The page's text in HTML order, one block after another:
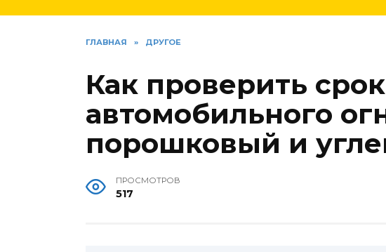
ГЛАВНАЯ » ДРУГОЕ
Как проверить
автомобильного
порошковый и
ПРОСМОТРОВ
517